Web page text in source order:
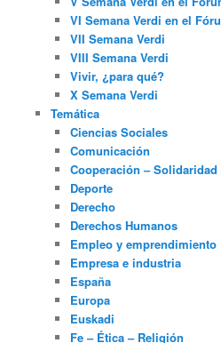
VI Semana Verdi en el
VII Semana Verdi
VIII Semana Verdi
Vivir, ¿para qué?
X Semana Verdi
Temática
Ciencias Sociales
Comunicación
Cooperación –
Deporte
Derecho
Derechos Humanos
Empleo y emprendimiento
Empresa e industria
España
Europa
Euskadi
Fe – Ética – Religión